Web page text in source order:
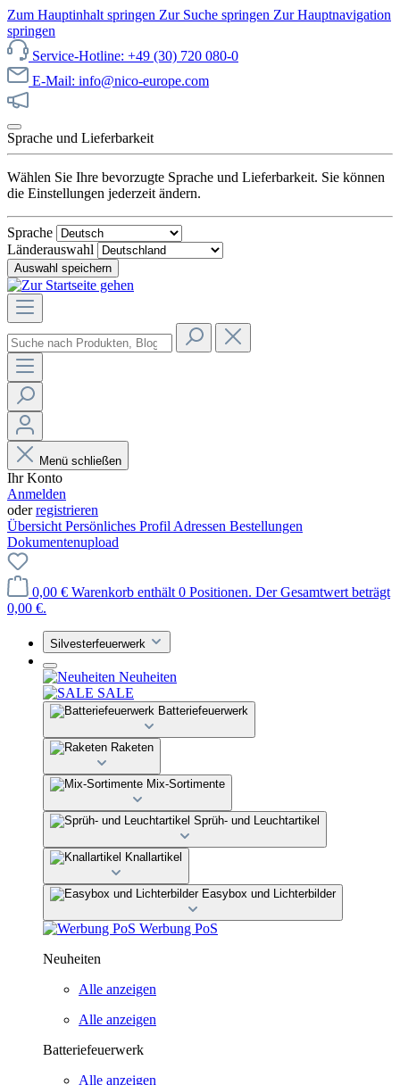
Zum Hauptinhalt springen Zur Suche springen Zur Hauptnavigation
springen
Service-Hotline: +49 (30) 720 080-0
E-Mail: info@nico-europe.com
Sprache und Lieferbarkeit
Wählen Sie Ihre bevorzugte Sprache und Lieferbarkeit. Sie können
die Einstellungen jederzeit ändern.
Sprache
Länderauswahl
Auswahl speichern
Menü schließen
Ihr Konto
Anmelden
oderregistrieren
Übersicht Persönliches Profil Adressen Bestellungen
Dokumentenupload
0,00 € Warenkorb enthält 0 Positionen. Der Gesamtwert beträgt
0,00 €.
Silvesterfeuerwerk
Neuheiten
SALE
Batteriefeuerwerk
Raketen
Mix-Sortimente
Sprüh- und Leuchtartikel
Knallartikel
Easybox und Lichterbilder
Werbung PoS
Neuheiten
Alle anzeigen
Alle anzeigen
Batteriefeuerwerk
Alle anzeigen